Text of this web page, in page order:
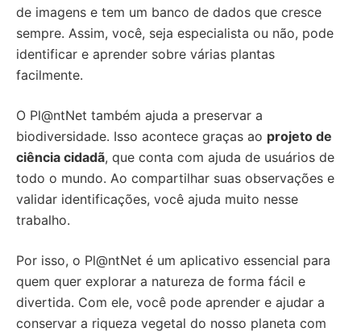
de imagens e tem um banco de dados que cresce
sempre. Assim, você, seja especialista ou não, pode
identificar e aprender sobre várias plantas
facilmente.
O Pl@ntNet também ajuda a preservar a
biodiversidade. Isso acontece graças ao projeto de
ciência cidadã, que conta com ajuda de usuários de
todo o mundo. Ao compartilhar suas observações e
validar identificações, você ajuda muito nesse
trabalho.
Por isso, o Pl@ntNet é um aplicativo essencial para
quem quer explorar a natureza de forma fácil e
divertida. Com ele, você pode aprender e ajudar a
conservar a riqueza vegetal do nosso planeta com